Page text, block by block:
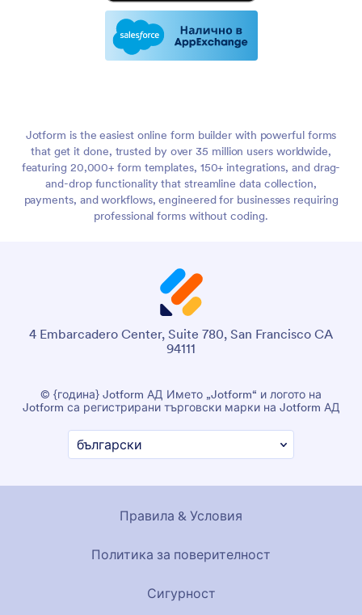
Jotform is the easiest online form builder with powerful forms
that get it done, trusted by over 35 million users worldwide,
featuring 20,000+ form templates, 150+ integrations, and drag-
and-drop functionality that streamline data collection,
payments, and workflows, engineered for businesses requiring
professional forms without coding.
4 Embarcadero Center, Suite 780, San Francisco CA
94111
© {година} Jotform АД Името „Jotform“ и логото на
Jotform са регистрирани търговски марки на Jotform АД
Правила & Условия
Политика за поверителност
Сигурност